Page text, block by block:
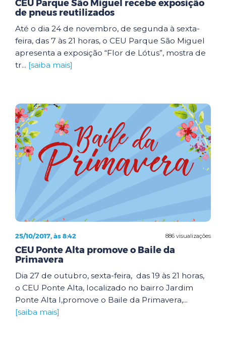
CEU Parque São Miguel recebe exposição
de pneus reutilizados
Até o dia 24 de novembro, de segunda à sexta-
feira, das 7 às 21 horas, o CEU Parque São Miguel
apresenta a exposição “Flor de Lótus”, mostra de
tr... [saiba mais]
886 visualizações
25/10/2017, às 8:42
CEU Ponte Alta promove o Baile da
Primavera
Dia 27 de outubro, sexta-feira, das 19 às 21 horas,
o CEU Ponte Alta, localizado no bairro Jardim
Ponte Alta I,promove o Baile da Primavera,...
[saiba mais]